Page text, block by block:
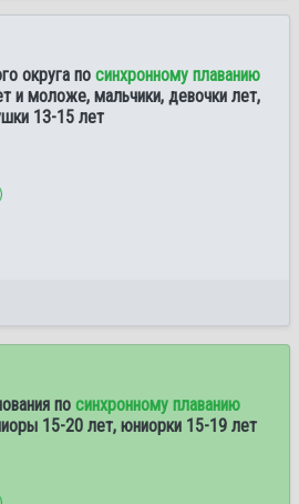
округа по синхронному плаванию
и моложе, мальчики, девочки лет,
13-15 лет
по синхронному плаванию
15-20 лет, юниорки 15-19 лет